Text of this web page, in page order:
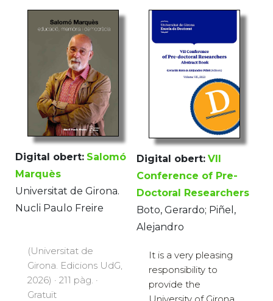
Digital obert: Salomó
Marquès
Universitat de Girona.
Nucli Paulo Freire
(Universitat de
Girona. Edicions UdG,
2026) · 211 pàg. ·
Gratuït
Digital obert: VII
Conference of Pre-
Doctoral Researchers
Boto, Gerardo; Piñel,
Alejandro
It is a very pleasing
responsibility to
provide the